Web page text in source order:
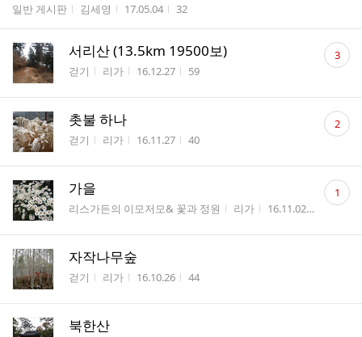
게시판명
일반 게시판 작성자
김세영 작성시간
17.05.04 조회수
32
서리산 (13.5km 19500보)
게시판명
걷기 작성자
리가 작성시간
16.12.27 조회수
59
댓
글 3
촛불 하나
게시판명
걷기 작성자
리가 작성시간
16.11.27 조회수
40
댓
글 2
가을
게시판명
리스가든의 이모저모& 꽃과 정원 작성자
리가 작성시간
16.11.02 조회수
댓
글 1
자작나무숲
게시판명
걷기 작성자
리가 작성시간
16.10.26 조회수
44
북한산